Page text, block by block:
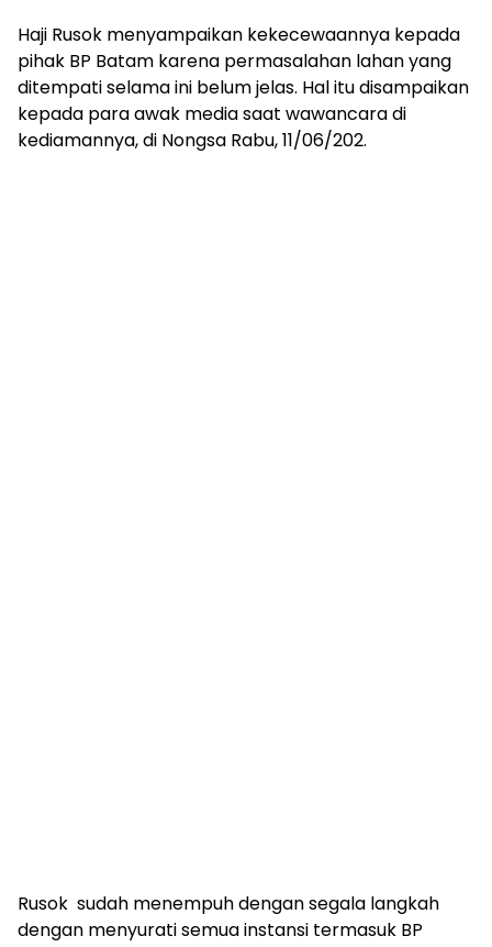
Haji Rusok menyampaikan kekecewaannya kepada
pihak BP Batam karena permasalahan lahan yang
ditempati selama ini belum jelas. Hal itu disampaikan
kepada para awak media saat wawancara di
kediamannya, di Nongsa Rabu, 11/06/202.
Rusok sudah menempuh dengan segala langkah
dengan menyurati semua instansi termasuk BP